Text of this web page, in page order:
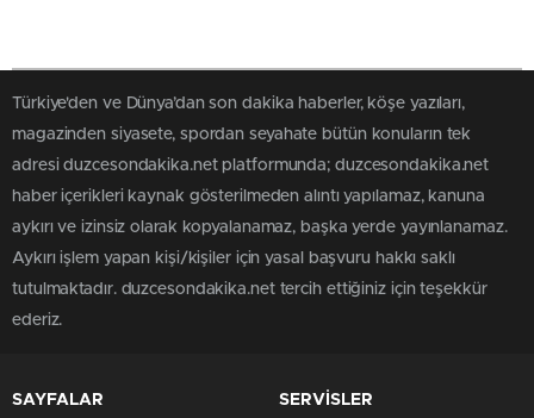
Türkiye'den ve Dünya’dan son dakika haberler, köşe yazıları,
magazinden siyasete, spordan seyahate bütün konuların tek
adresi duzcesondakika.net platformunda; duzcesondakika.net
haber içerikleri kaynak gösterilmeden alıntı yapılamaz, kanuna
aykırı ve izinsiz olarak kopyalanamaz, başka yerde yayınlanamaz.
Aykırı işlem yapan kişi/kişiler için yasal başvuru hakkı saklı
tutulmaktadır. duzcesondakika.net tercih ettiğiniz için teşekkür
ederiz.
SAYFALAR SERVİSLER